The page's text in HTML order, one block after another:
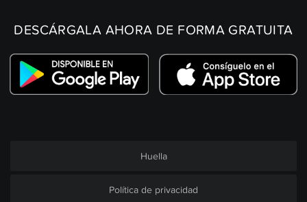
DESCÁRGALA AHORA DE FORMA GRATUITA
Huella
Política de privacidad